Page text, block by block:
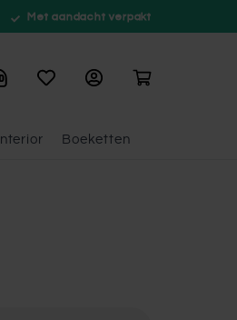
Met aandacht verpakt
Interior Boeketten
Winkelwagen